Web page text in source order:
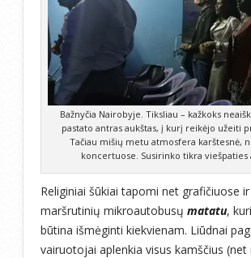
Bažnyčia Nairobyje. Tiksliau – kažkoks
pastato antras aukštas, į kurį reikėjo užeiti
Tačiau mišių metu atmosfera karštesnė,
koncertuose. Susirinko tikra viešpaties
Religiniai šūkiai tapomi net grafičiuose
maršrutinių mikroautobusų matatu,
būtina išmėginti kiekvienam. Liūdnai
vairuotojai aplenkia visus kamščius